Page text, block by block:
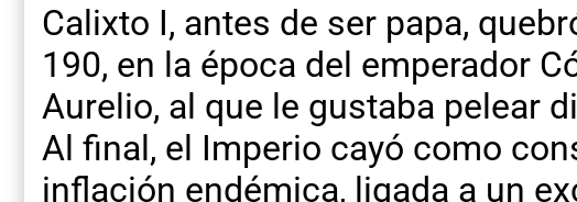
Calixto I, antes de ser papa,
190, en la época del emperador
Aurelio, al que le gustaba pelear
Al final, el Imperio cayó como
inflación endémica, ligada a un